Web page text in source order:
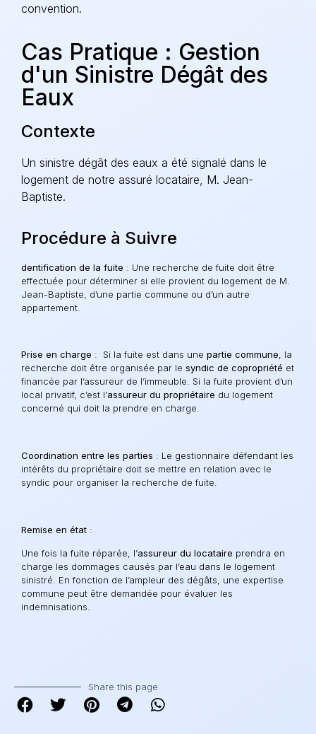
convention.
Cas Pratique : Gestion
d'un Sinistre Dégât des
Eaux
Contexte
Un sinistre dégât des eaux a été signalé dans le
logement de notre assuré locataire, M. Jean-
Baptiste.
Procédure à Suivre
dentification de la fuite : Une recherche de fuite doit être
effectuée pour déterminer si elle provient du logement de M.
Jean-Baptiste, d’une partie commune ou d’un autre
appartement.
Prise en charge : Si la fuite est dans une partie commune, la
recherche doit être organisée par le syndic de copropriété et
financée par l’assureur de l’immeuble. Si la fuite provient d’un
local privatif, c’est l’assureur du propriétaire du logement
concerné qui doit la prendre en charge.
Coordination entre les parties : Le gestionnaire défendant les
intérêts du propriétaire doit se mettre en relation avec le
syndic pour organiser la recherche de fuite.
Remise en état :
Une fois la fuite réparée, l’assureur du locataire prendra en
charge les dommages causés par l’eau dans le logement
sinistré. En fonction de l’ampleur des dégâts, une expertise
commune peut être demandée pour évaluer les
indemnisations.
Share this page